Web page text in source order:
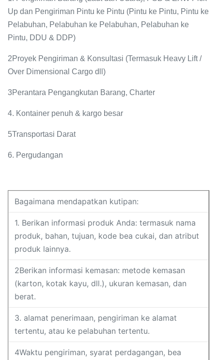
Up dan Pengiriman Pintu ke Pintu (Pintu ke Pintu, Pintu ke
Pelabuhan, Pelabuhan ke Pelabuhan, Pelabuhan ke
Pintu, DDU & DDP)
2Proyek Pengiriman & Konsultasi (Termasuk Heavy Lift /
Over Dimensional Cargo dll)
3Perantara Pengangkutan Barang, Charter
4. Kontainer penuh & kargo besar
5Transportasi Darat
6. Pergudangan
Bagaimana mendapatkan kutipan:
1. Berikan informasi produk Anda: termasuk nama
produk, bahan, tujuan, kode bea cukai, dan atribut
produk lainnya.
2Berikan informasi kemasan: metode kemasan
(karton, kotak kayu, dll.), ukuran kemasan, dan
berat.
3. alamat penerimaan, pengiriman ke alamat
tertentu, atau ke pelabuhan tertentu.
4Waktu pengiriman, syarat perdagangan, bea